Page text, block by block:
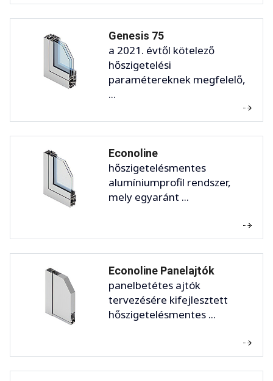
Genesis 75
a 2021. évtől kötelező
hőszigetelési
paramétereknek megfelelő,
...
Econoline
hőszigetelésmentes
alumíniumprofil rendszer,
mely egyaránt ...
Econoline Panelajtók
panelbetétes ajtók
tervezésére kifejlesztett
hőszigetelésmentes ...